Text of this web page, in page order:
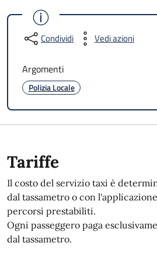
Condividi Vedi azioni
Argomenti
Polizia Locale
Tariffe
Il costo del servizio taxi è
dal tassametro o con
percorsi prestabiliti.
Ogni passeggero paga
dal tassametro.